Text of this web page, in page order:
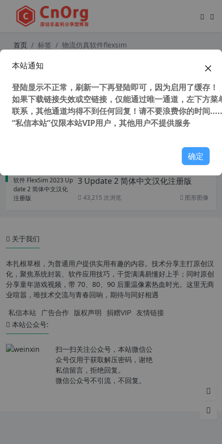
首页 标签 物流仿真软件flexsim
物流仿真软件 FlexSim 2022 v22.2 官
3 Update 2 简体中文汉化注册版
43,215 次浏览 图形图像
关于我们
本扎根草根，为普通用户提供实用有趣的内容。技术分享主打原创汉
化，聚焦系统封装、软件应用技巧，干货满满易懂好上手；同时原创
分享童年游戏视频，带 70、80、90 后重温像素热血时光。这里无商
业喧嚣，唯技术交流与青春回响，期待与同好相遇
私信本站 广告合作 版权声明 捐赠VIP 友情链接
本站公众号:
扫一扫关注公众号，本站微信公
众号仅用于获取解压密码，谢绝
私信留言，拒绝回复。
微信公众号不引流，不回复。
本站通知
登陆显示不正常，刷新一下再登陆即可，因为启用了缓存！
如果下载链接失效或空链接，仅能通过唯一通道，左下方菜
联系，其他通道均得不到任何回复！请不要浪费你的时间
“私信本站”仅限本站VIP用户，其他用户不提供服务
确定